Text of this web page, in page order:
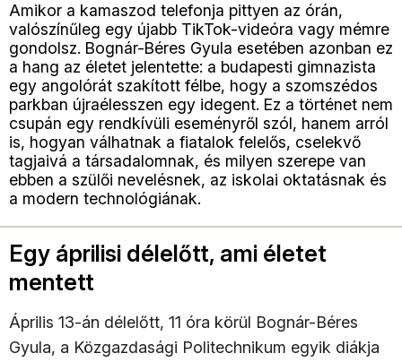
Amikor a kamaszod telefonja pittyen az órán,
valószínűleg egy újabb TikTok-videóra vagy mémre
gondolsz. Bognár-Béres Gyula esetében azonban ez
a hang az életet jelentette: a budapesti gimnazista
egy angolórát szakított félbe, hogy a szomszédos
parkban újraélesszen egy idegent. Ez a történet nem
csupán egy rendkívüli eseményről szól, hanem arról
is, hogyan válhatnak a fiatalok felelős, cselekvő
tagjaivá a társadalomnak, és milyen szerepe van
ebben a szülői nevelésnek, az iskolai oktatásnak és
a modern technológiának.
Egy áprilisi délelőtt, ami életet
mentett
Április 13-án délelőtt, 11 óra körül Bognár-Béres
Gyula, a Közgazdasági Politechnikum egyik diákja